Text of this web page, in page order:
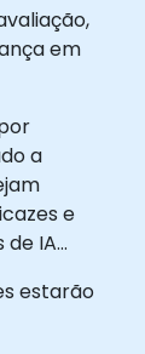
em
a
e
IA
estarão